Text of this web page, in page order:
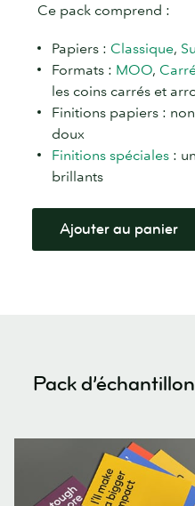
Ce pack comprend :
Papiers : Classique,
Formats : MOO,
les coins carrés et
Finitions papiers :
doux
Finitions spéciales :
brillants
Ajouter au panier
Pack